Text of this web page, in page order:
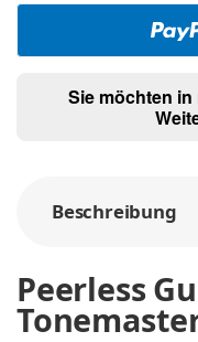
Sie möchten
Beschreibung
Peerless